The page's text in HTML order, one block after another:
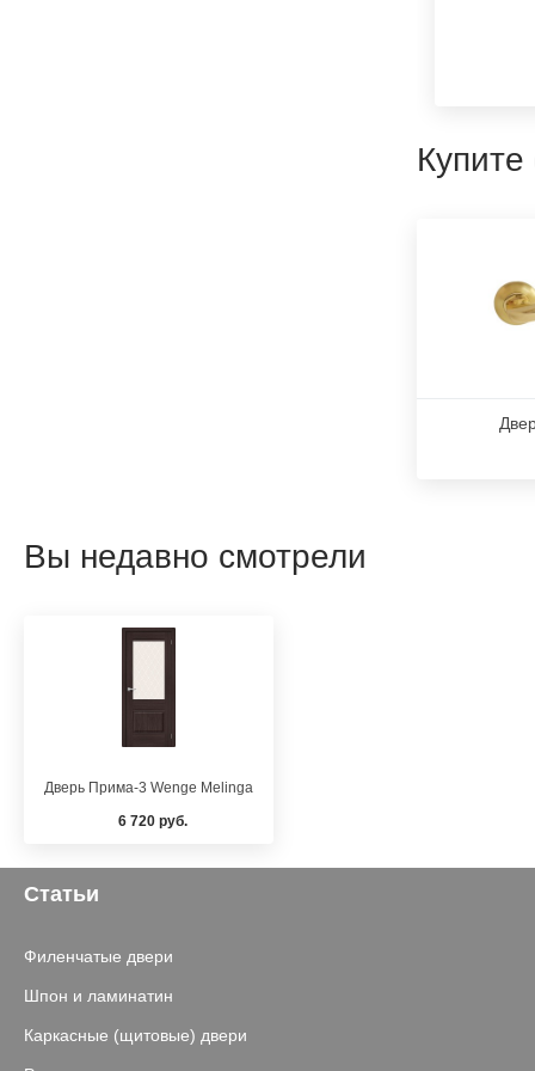
Вы недавно смотрели
Дверь Прима-3 Wenge Melinga
6 720 руб.
Статьи
Филенчатые двери
Шпон и ламинатин
Каркасные (щитовые) двери